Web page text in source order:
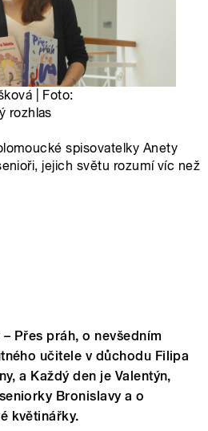
| Foto:
rozhlas
spisovatelky Anety
jejich světu rozumí víc než
Přes práh, o nevšedním
učitele v důchodu Filipa
a Každý den je Valentýn,
Bronislavy a o
květinářky.